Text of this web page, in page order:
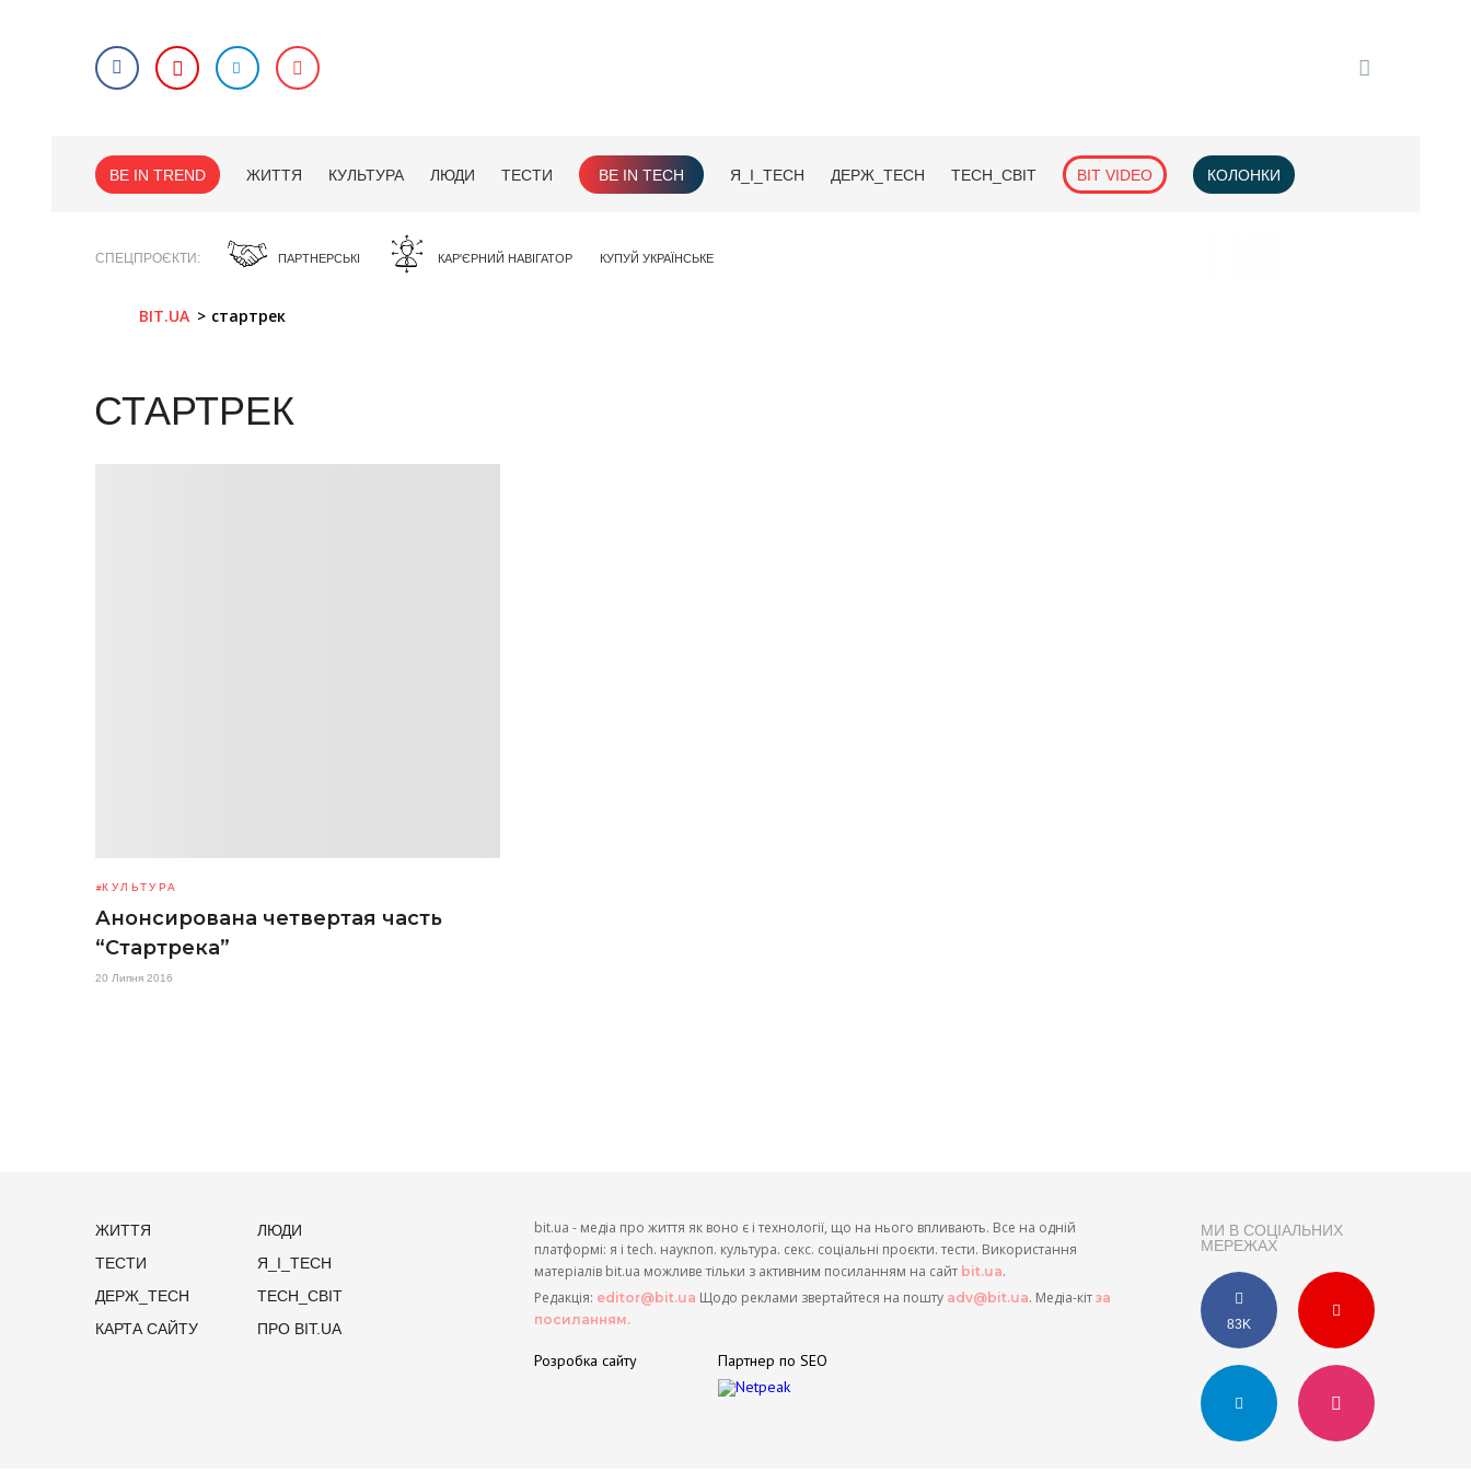
BE IN TREND ЖИТТЯ КУЛЬТУРА ЛЮДИ ТЕСТИ BE IN TECH Я_І_TECH ДЕРЖ_TECH TECH_СВІТ BIT VIDEO КОЛОНКИ
СПЕЦПРОЄКТИ ПАРТНЕРСЬКІ КАР'ЄРНИЙ НАВІГАТОР КУПУЙ УКРАЇНСЬКЕ
BIT.UA стартрек
СТАРТРЕК
КУЛЬТУРА
Анонсирована четвертая часть
“Стартрека”
20 Липня 2016
ЖИТТЯ
ЛЮДИ
ТЕСТИ
Я_І_TECH
ДЕРЖ_TECH
TECH_СВІТ
КАРТА САЙТУ
ПРО BIT.UA
МИ В СОЦІАЛЬНИХ
МЕРЕЖАХ
83K
bit.ua - медіа про життя як воно є і технології, що на нього впливають. Все на одній
платформі: я і tech. наукпоп. культура. секс. соціальні проєкти. тести. Використання
матеріалів bit.ua можливе тільки з активним посиланням на сайт bit.ua.
Редакція: editor@bit.ua Щодо реклами звертайтеся на пошту adv@bit.ua. Медіа-кіт за
посиланням.
Розробка сайту Партнер по SEO